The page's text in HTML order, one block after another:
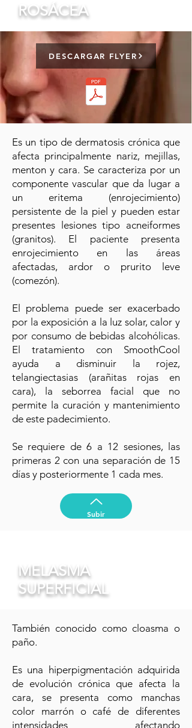
ROSÁCEA
DESCARGAR FLYER
Es un tipo de dermatosis crónica que
afecta principalmente nariz, mejillas,
menton y cara. Se caracteriza por un
componente vascular que da lugar a
un eritema (enrojecimiento)
persistente de la piel y pueden estar
presentes lesiones tipo acneiformes
(granitos). El paciente presenta
enrojecimiento en las áreas
afectadas, ardor o prurito leve
(comezón).
El problema puede ser exacerbado
por la exposición a la luz solar, calor y
por consumo de bebidas alcohólicas.
El tratamiento con SmoothCool
ayuda a disminuir la rojez,
telangiectasias (arañitas rojas en
cara), la seborrea facial que no
permite la curación y mantenimiento
de este padecimiento.
Se requiere de 6 a 12 sesiones, las
primeras 2 con una separación de 15
días y posteriormente 1 cada mes.
Subir
MELASMA
SUPERFICIAL
También conocido como cloasma o
paño.
Es una hiperpigmentación adquirida
de evolución crónica que afecta la
cara, se presenta como manchas
color marrón o café de diferentes
intensidades afectando